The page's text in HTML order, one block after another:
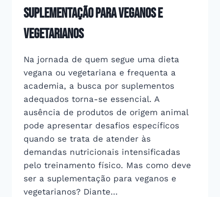
Suplementação para veganos e
vegetarianos
Na jornada de quem segue uma dieta
vegana ou vegetariana e frequenta a
academia, a busca por suplementos
adequados torna-se essencial. A
ausência de produtos de origem animal
pode apresentar desafios específicos
quando se trata de atender às
demandas nutricionais intensificadas
pelo treinamento físico. Mas como deve
ser a suplementação para veganos e
vegetarianos? Diante…